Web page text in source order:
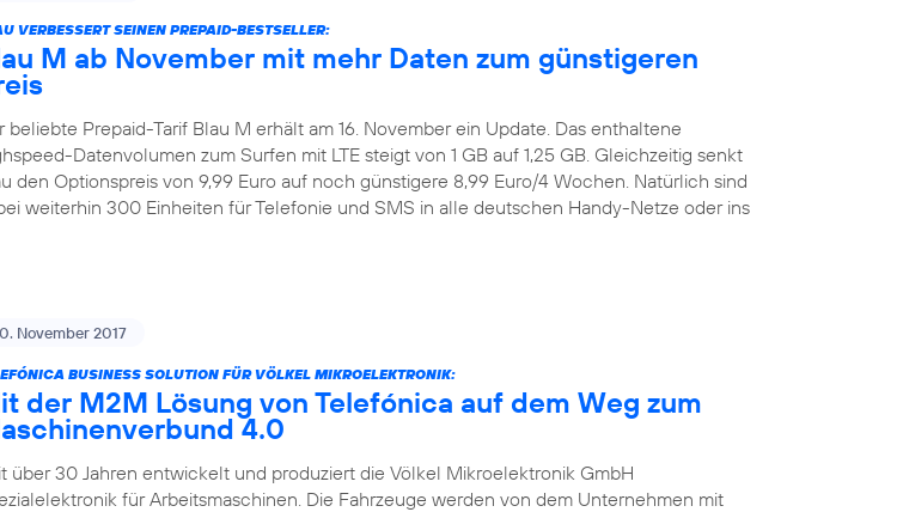
VERBESSERT SEINEN PREPAID-BESTSELLER:
M ab November mit mehr Daten zum günstigeren
beliebte Prepaid-Tarif Blau M erhält am 16. November ein Update. Das enthaltene
Datenvolumen zum Surfen mit LTE steigt von 1 GB auf 1,25 GB. Gleichzeitig senkt
den Optionspreis von 9,99 Euro auf noch günstigere 8,99 Euro/4 Wochen. Natürlich sind
weiterhin 300 Einheiten für Telefonie und SMS in alle deutschen Handy-Netze oder ins
November 2017
BUSINESS SOLUTION FÜR VÖLKEL MIKROELEKTRONIK:
der M2M Lösung von Telefónica auf dem Weg zum
4.0
über 30 Jahren entwickelt und produziert die Völkel Mikroelektronik GmbH
für Arbeitsmaschinen. Die Fahrzeuge werden von dem Unternehmen mit